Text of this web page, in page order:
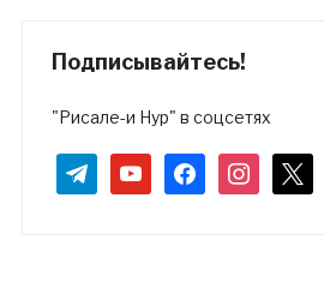
Подписывайтесь!
"Рисале-и Нур" в соцсетях
telegramyoutubefacebookinstagram